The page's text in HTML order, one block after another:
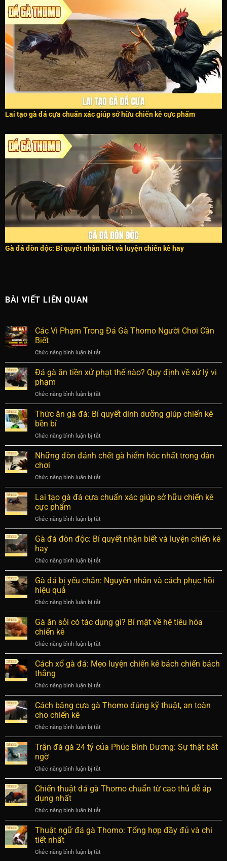
Lai tạo gà đá cựa chuẩn xác giúp sở hữu chiến kê cực phẩm
Gà đá đòn độc: Bí quyết nhận biết và luyện chiến kê hay
BÀI VIẾT LIÊN QUAN
Các Vi Phạm Trong Đá Gà Thomo Người Chơi Cần
Biết
Chức năng bình luận bị tắtở
Các
Vi
Phạm
Đá
Gà
Thomo
Cần
Biết
Đá gà ăn tiền xử phạt thế nào? Quy định về xử lý vi
phạm
Chức năng bình luận bị tắtở
Đá
gà
ăn
xử
phạt
thế
định
về
xử
Thức ăn gà đá: Bí quyết dinh dưỡng giúp chiến kê
bền bỉ
Chức năng bình luận bị tắtở
Thức
ăn
Bí
quyết
dinh
chiến
kê
bền
Những đòn đánh chết gà hiểm hóc nhất trong dân
chơi
Chức năng bình luận bị tắtở
Những
đòn
gà
hiểm
hóc
dân
chơi
Lai tạo gà đá cựa chuẩn xác giúp sở hữu chiến kê
cực phẩm
Chức năng bình luận bị tắtở
Lai
tạo
gà
cựa
chuẩn
xác
hữu
chiến
kê
Gà đá đòn độc: Bí quyết nhận biết và luyện chiến kê
hay
Chức năng bình luận bị tắtở
Gà
đá
Bí
quyết
nhận
luyện
chiến
kê
Gà đá bị yếu chân: Nguyên nhân và cách phục hồi
hiệu quả
Chức năng bình luận bị tắtở
Gà
đá
bị
chân:
Nguyên
nhân
phục
hồi
hiệu
Gà ăn sỏi có tác dụng gì? Bí mật về hệ tiêu hóa
chiến kê
Chức năng bình luận bị tắtở
Gà
ăn
tác
dụng
gì?
về
hệ
tiêu
Cách xổ gà đá: Mẹo luyện chiến kê bách chiến bách
thắng
Chức năng bình luận bị tắtở
Cách
xổ
Mẹo
luyện
chiến
chiến
bách
thắng
Cách băng cựa gà Thomo đúng kỹ thuật, an toàn
cho chiến kê
Chức năng bình luận bị tắtở
Cách
băng
Thomo
đúng
kỹ
toàn
cho
chiến
Trận đá gà 24 tỷ của Phúc Bình Dương: Sự thật bất
ngờ
Chức năng bình luận bị tắtở
Trận
đá
tỷ
của
Phúc
Sự
Chiến thuật đá gà Thomo chuẩn từ cao thủ dễ áp
dụng nhất
Chức năng bình luận bị tắtở
Chiến
thuật
Thomo
Thuật ngữ đá gà Thomo: Tổng hợp đầy đủ và chi
tiết nhất
Chức năng bình luận bị tắtở